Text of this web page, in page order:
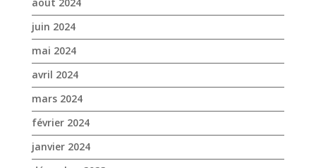
février 2024
janvier 2024
décembre 2023
novembre 2023
octobre 2023
septembre 2023
août 2023